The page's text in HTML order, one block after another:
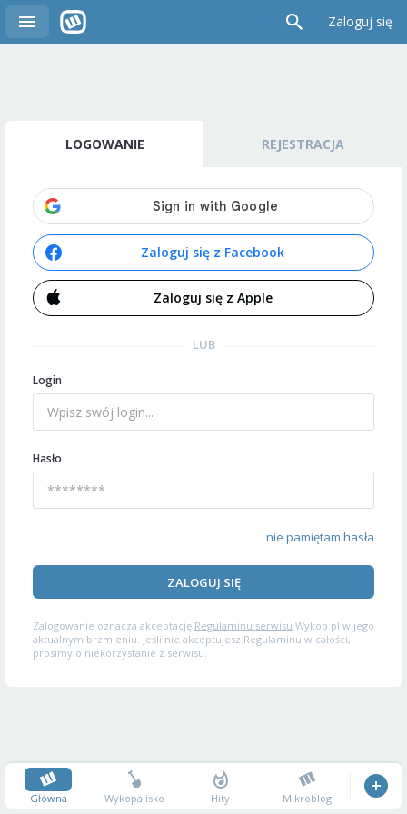
Zaloguj się
LOGOWANIE REJESTRACJA
Zaloguj się z Facebook
Zaloguj się z Apple
LUB
Login
Hasło
nie pamiętam hasła
ZALOGUJ SIĘ
Zalogowanie oznacza akceptację Regulaminu serwisu Wykop.pl w jego
aktualnym brzmieniu. Jeśli nie akceptujesz Regulaminu w całości,
prosimy o niekorzystanie z serwisu.
Główna Wykopalisko Hity Mikroblog